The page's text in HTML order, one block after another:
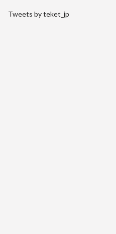
Tweets by teket_jp